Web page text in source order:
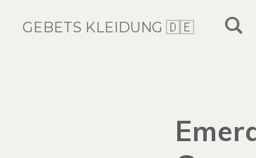
GEBETS KLEIDUNG 🇩🇪